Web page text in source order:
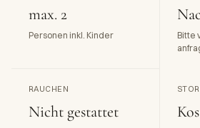
max. 2
Personen inkl. Kinder
Bitte
RAUCHEN
Nicht gestattet